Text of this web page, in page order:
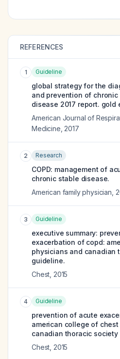
REFERENCES
1 Guideline
global strategy for the
and prevention of
disease 2017 report. gold
American Journal of
Medicine 2017
2 Research
COPD: management of
chronic stable disease.
American family physician
3 Guideline
executive summary:
exacerbation of copd:
physicians and canadian
guideline.
Chest 2015
4 Guideline
prevention of acute
american college of
canadian thoracic society
Chest 2015